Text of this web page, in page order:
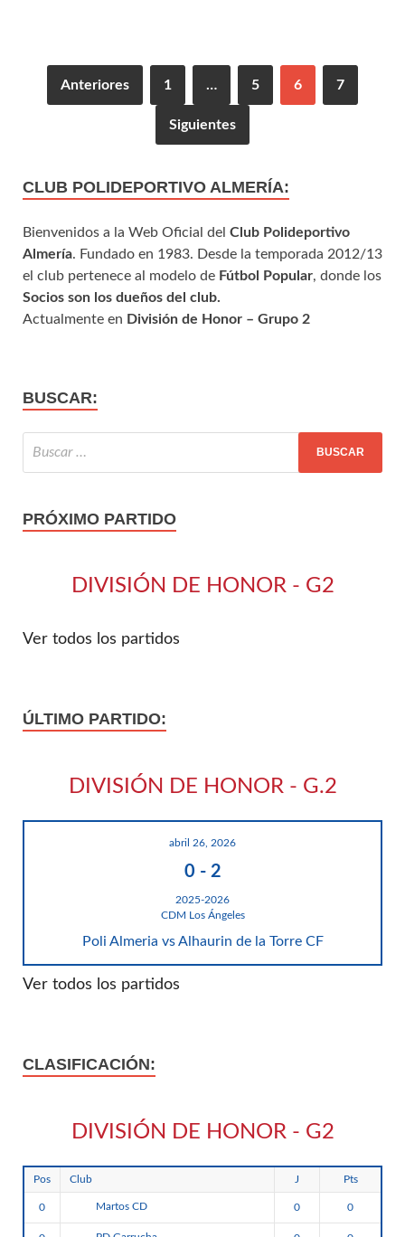
Anteriores 1 … 5 6 7
Siguientes
CLUB POLIDEPORTIVO ALMERÍA:
Bienvenidos a la Web Oficial del Club Polideportivo
Almería. Fundado en 1983. Desde la temporada 2012/13
el club pertenece al modelo de Fútbol Popular, donde los
Socios son los dueños del club.
Actualmente en División de Honor – Grupo 2
BUSCAR:
PRÓXIMO PARTIDO
DIVISIÓN DE HONOR - G2
Ver todos los partidos
ÚLTIMO PARTIDO:
DIVISIÓN DE HONOR - G.2
abril 26, 2026
0 - 2
2025-2026
CDM Los Ángeles
Poli Almeria vs Alhaurin de la Torre CF
Ver todos los partidos
CLASIFICACIÓN:
DIVISIÓN DE HONOR - G2
Pos Club J Pts
0 Martos CD 0 0